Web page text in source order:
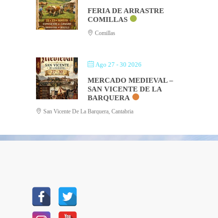
FERIA DE ARRASTRE
COMILLAS
Comillas
Ago 27 - 30 2026
MERCADO MEDIEVAL –
SAN VICENTE DE LA
BARQUERA
San Vicente De La Barquera, Cantabria